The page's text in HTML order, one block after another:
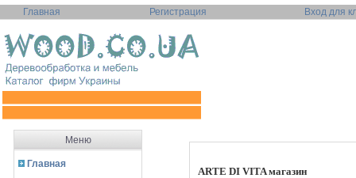
Главная Регистрация Вход для
Меню
Главная
ARTE DI VITA магазин